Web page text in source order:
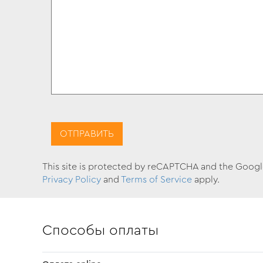
This site is protected by reCAPTCHA and the
Privacy Policy and Terms of Service apply.
Способы оплаты